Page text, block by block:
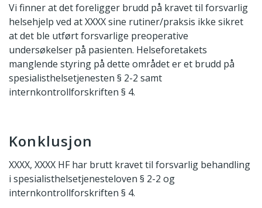
Vi finner at det foreligger brudd på kravet til forsvarlig
helsehjelp ved at XXXX sine rutiner/praksis ikke sikret
at det ble utført forsvarlige preoperative
undersøkelser på pasienten. Helseforetakets
manglende styring på dette området er et brudd på
spesialisthelsetjenesten § 2-2 samt
internkontrollforskriften § 4.
Konklusjon
XXXX, XXXX HF har brutt kravet til forsvarlig behandling
i spesialisthelsetjenesteloven § 2-2 og
internkontrollforskriften § 4.